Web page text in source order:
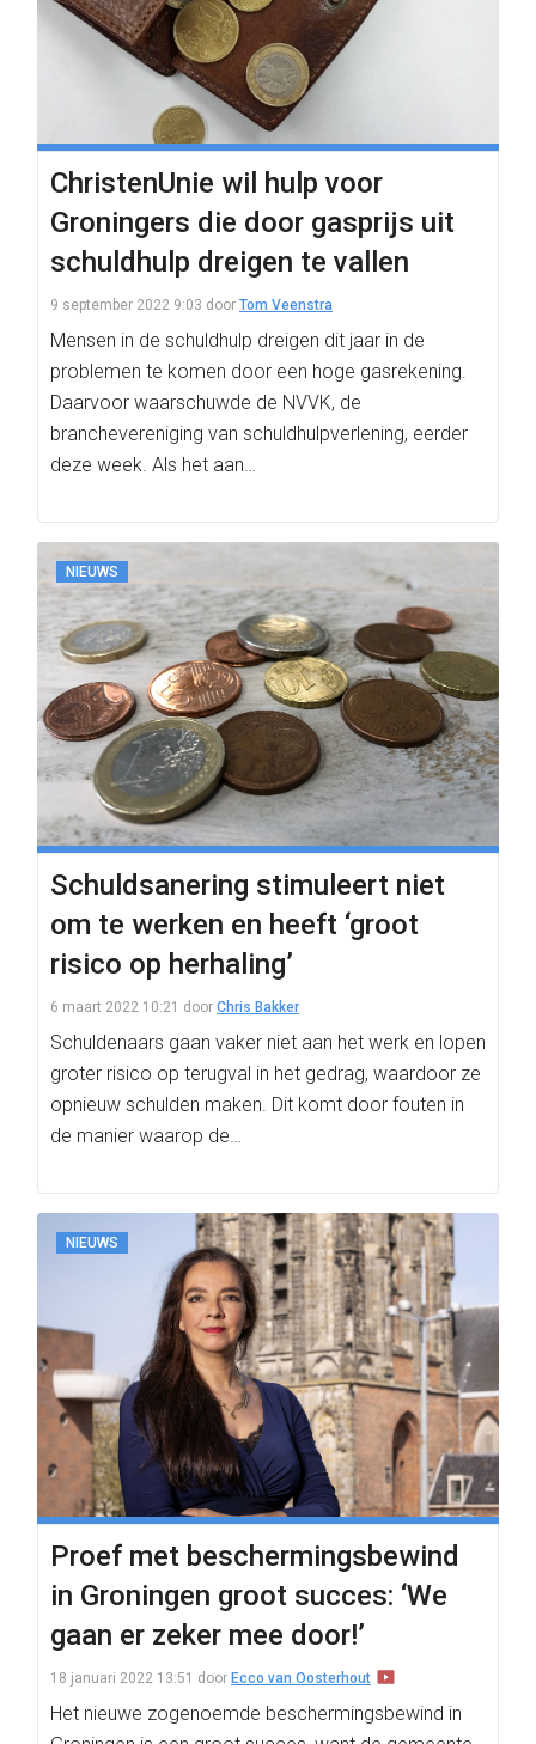
ChristenUnie wil hulp voor
Groningers die door gasprijs uit
schuldhulp dreigen te vallen
9 september 2022 9:03 door Tom Veenstra
Mensen in de schuldhulp dreigen dit jaar in de
problemen te komen door een hoge gasrekening.
Daarvoor waarschuwde de NVVK, de
branchevereniging van schuldhulpverlening, eerder
deze week. Als het aan…
NIEUWS
Schuldsanering stimuleert niet
om te werken en heeft ‘groot
risico op herhaling’
6 maart 2022 10:21 door Chris Bakker
Schuldenaars gaan vaker niet aan het werk en lopen
groter risico op terugval in het gedrag, waardoor ze
opnieuw schulden maken. Dit komt door fouten in
de manier waarop de…
NIEUWS
Proef met beschermingsbewind
in Groningen groot succes: ‘We
gaan er zeker mee door!’
18 januari 2022 13:51 door Ecco van Oosterhout
Het nieuwe zogenoemde beschermingsbewind in